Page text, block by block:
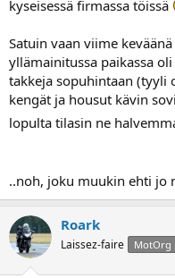
kyseisessä firmassa töissä
Satuin vaan viime
yllämainitussa paikassa
takkeja sopuhintaan (tyyli
kengät ja housut kävin
lopulta tilasin ne
..noh, joku muukin ehti jo
Roark
Laissez-faire MotOrg